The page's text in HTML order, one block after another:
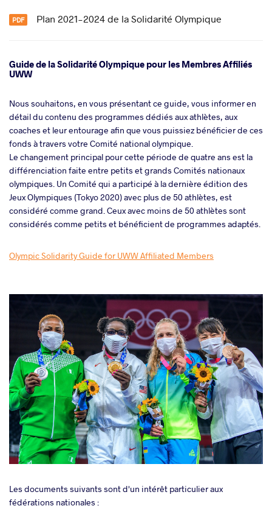
Plan 2021-2024 de la Solidarité Olympique
Guide de la Solidarité Olympique pour les Membres Affiliés
UWW
Nous souhaitons, en vous présentant ce guide, vous informer en
détail du contenu des programmes dédiés aux athlètes, aux
coaches et leur entourage afin que vous puissiez bénéficier de ces
fonds à travers votre Comité national olympique.
Le changement principal pour cette période de quatre ans est la
différenciation faite entre petits et grands Comités nationaux
olympiques. Un Comité qui a participé à la dernière édition des
Jeux Olympiques (Tokyo 2020) avec plus de 50 athlètes, est
considéré comme grand. Ceux avec moins de 50 athlètes sont
considérés comme petits et bénéficient de programmes adaptés.
Olympic Solidarity Guide for UWW Affiliated Members
Les documents suivants sont d'un intérêt particulier aux
fédérations nationales :